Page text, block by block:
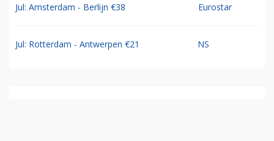
Jul: Amsterdam - Berlijn €38 Eurostar
Jul: Rotterdam - Antwerpen €21 NS